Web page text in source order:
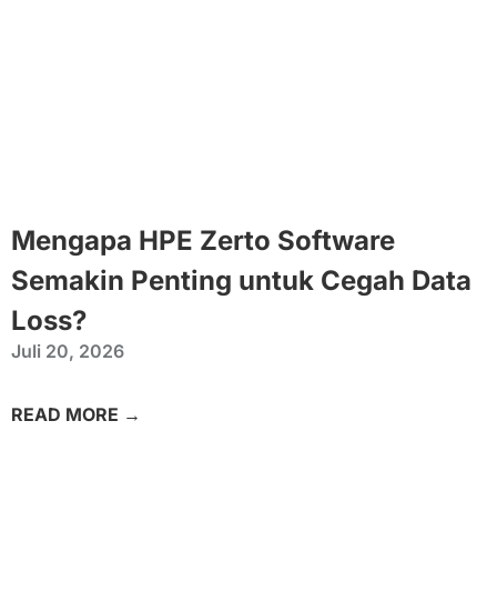
Mengapa HPE Zerto Software
Semakin Penting untuk Cegah Data
Loss?
Juli 20, 2026
READ MORE →